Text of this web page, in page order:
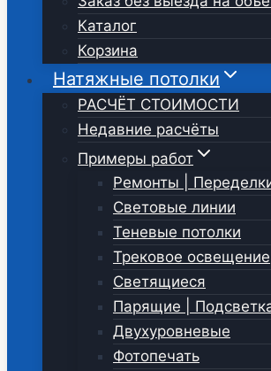
Каталог
Корзина
Натяжные потолки
РАСЧЁТ СТОИМОСТИ
Недавние расчёты
Примеры работ
Ремонты |
Световые линии
Теневые потолки
Трековое освещение
Светящиеся
Парящие |
Двухуровневые
Фотопечать